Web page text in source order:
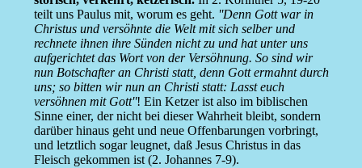
teilt uns Paulus mit, worum es geht. ''Denn Gott war in
Christus und versöhnte die Welt mit sich selber und
rechnete ihnen ihre Sünden nicht zu und hat unter uns
aufgerichtet das Wort von der Versöhnung. So sind wir
nun Botschafter an Christi statt, denn Gott ermahnt durch
uns; so bitten wir nun an Christi statt: Lasst euch
versöhnen mit Gott''! Ein Ketzer ist also im biblischen
Sinne einer, der nicht bei dieser Wahrheit bleibt, sondern
darüber hinaus geht und neue Offenbarungen vorbringt,
und letztlich sogar leugnet, daß Jesus Christus in das
Fleisch gekommen ist (2. Johannes 7-9).